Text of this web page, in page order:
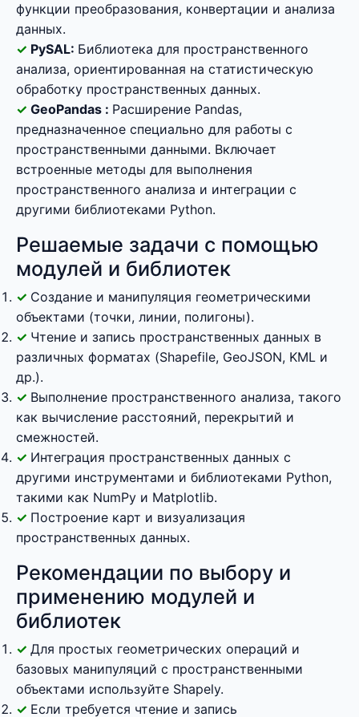
функции преобразования, конвертации и анализа
данных.
PySAL: Библиотека для пространственного
анализа, ориентированная на статистическую
обработку пространственных данных.
GeoPandas : Расширение Pandas,
предназначенное специально для работы с
пространственными данными. Включает
встроенные методы для выполнения
пространственного анализа и интеграции с
другими библиотеками Python.
Решаемые задачи с помощью
модулей и библиотек
Создание и манипуляция геометрическими
объектами (точки, линии, полигоны).
Чтение и запись пространственных данных в
различных форматах (Shapefile, GeoJSON, KML и
др.).
Выполнение пространственного анализа, такого
как вычисление расстояний, перекрытий и
смежностей.
Интеграция пространственных данных с
другими инструментами и библиотеками Python,
такими как NumPy и Matplotlib.
Построение карт и визуализация
пространственных данных.
Рекомендации по выбору и
применению модулей и
библиотек
Для простых геометрических операций и
базовых манипуляций с пространственными
объектами используйте Shapely.
Если требуется чтение и запись